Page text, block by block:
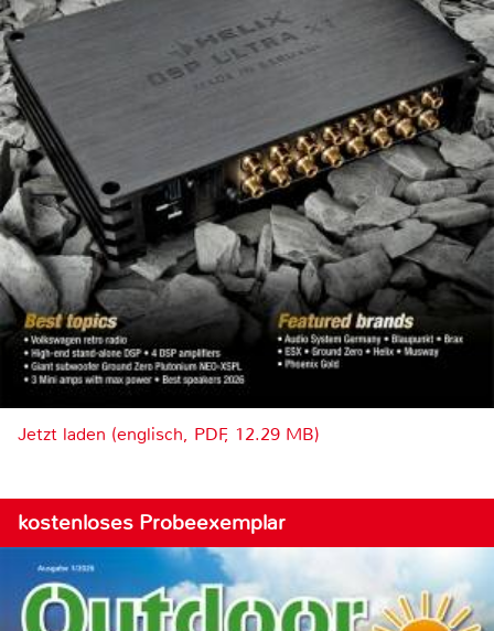
Jetzt laden (englisch, PDF, 12.29 MB)
kostenloses Probeexemplar